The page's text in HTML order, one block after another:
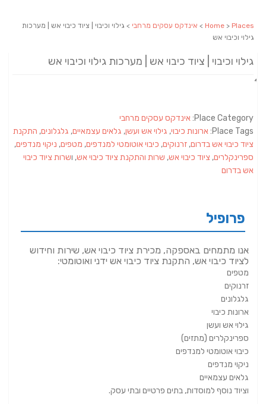
Home > Places
> אינדקס עסקים מרחבי > גילוי וכיבוי | ציוד כיבוי אש | מערכות
גילוי וכיבוי אש
גילוי וכיבוי | ציוד כיבוי אש | מערכות גילוי וכיבוי אש
Place Category: אינדקס עסקים מרחבי
Place Tags: ארונות כיבוי, גילוי אש ועשן, גלאים עצמאיים, גלגלונים, התקנת
ציוד כיבוי אש בדרום, זרנוקים, כיבוי אוטומטי למנדפים, מטפים, ניקוי מנדפים,
ספרינקלרים, ציוד כיבוי אש, שרות והתקנת ציוד כיבוי אש, ושרות ציוד כיבוי
אש בדרום
פרופיל
אנו מתמחים באספקה, מכירת ציוד כיבוי אש, שירות וחידוש
לציוד כיבוי אש, התקנת ציוד כיבוי אש ידני ואוטומטי:
מטפים
זרנוקים
גלגלונים
ארונות כיבוי
גילוי אש ועשן
ספרינקלרים (מתזים)
כיבוי אוטומטי למנדפים
ניקוי מנדפים
גלאים עצמאיים
וציוד נוסף למוסדות, בתים פרטיים ובתי עסק.